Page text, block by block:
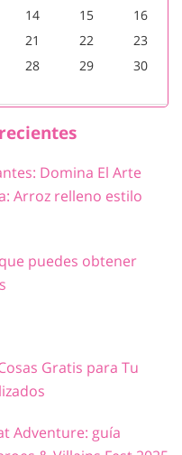
14 15
16
21 22
23
28 29
30
Domina El Arte
Arroz relleno estilo
puedes obtener
Gratis para Tu
Adventure: guía